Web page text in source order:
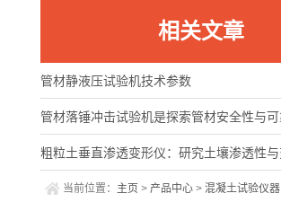
相关文章
管材静液压试验机技术参数
当前位置： 主页 > 产品中心 > 混凝土试验仪器